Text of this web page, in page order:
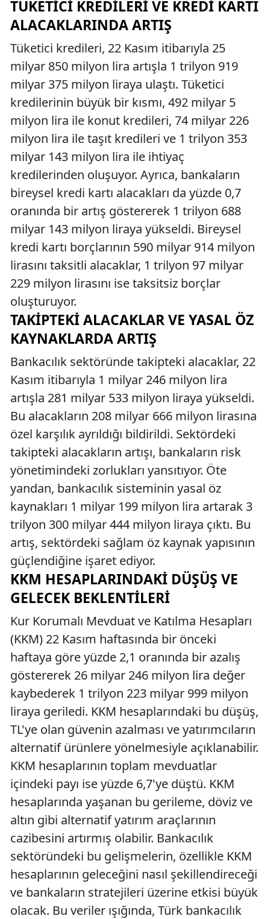
TÜKETICI KREDILERI VE KREDI KARTI
ALACAKLARINDA ARTIŞ
Tüketici kredileri, 22 Kasım itibarıyla 25
milyar 850 milyon lira artışla 1 trilyon 919
milyar 375 milyon liraya ulaştı. Tüketici
kredilerinin büyük bir kısmı, 492 milyar 5
milyon lira ile konut kredileri, 74 milyar 226
milyon lira ile taşıt kredileri ve 1 trilyon 353
milyar 143 milyon lira ile ihtiyaç
kredilerinden oluşuyor. Ayrıca, bankaların
bireysel kredi kartı alacakları da yüzde 0,7
oranında bir artış göstererek 1 trilyon 688
milyar 143 milyon liraya yükseldi. Bireysel
kredi kartı borçlarının 590 milyar 914 milyon
lirasını taksitli alacaklar, 1 trilyon 97 milyar
229 milyon lirasını ise taksitsiz borçlar
oluşturuyor.
TAKIPTEKI ALACAKLAR VE YASAL ÖZ
KAYNAKLARDA ARTIŞ
Bankacılık sektöründe takipteki alacaklar, 22
Kasım itibarıyla 1 milyar 246 milyon lira
artışla 281 milyar 533 milyon liraya yükseldi.
Bu alacakların 208 milyar 666 milyon lirasına
özel karşılık ayrıldığı bildirildi. Sektördeki
takipteki alacakların artışı, bankaların risk
yönetimindeki zorlukları yansıtıyor. Öte
yandan, bankacılık sisteminin yasal öz
kaynakları 1 milyar 199 milyon lira artarak 3
trilyon 300 milyar 444 milyon liraya çıktı. Bu
artış, sektördeki sağlam öz kaynak yapısının
güçlendiğine işaret ediyor.
KKM HESAPLARINDAKI DÜŞÜŞ VE
GELECEK BEKLENTILERI
Kur Korumalı Mevduat ve Katılma Hesapları
(KKM) 22 Kasım haftasında bir önceki
haftaya göre yüzde 2,1 oranında bir azalış
göstererek 26 milyar 246 milyon lira değer
kaybederek 1 trilyon 223 milyar 999 milyon
liraya geriledi. KKM hesaplarındaki bu düşüş,
TL'ye olan güvenin azalması ve yatırımcıların
alternatif ürünlere yönelmesiyle açıklanabilir.
KKM hesaplarının toplam mevduatlar
içindeki payı ise yüzde 6,7'ye düştü. KKM
hesaplarında yaşanan bu gerileme, döviz ve
altın gibi alternatif yatırım araçlarının
cazibesini artırmış olabilir. Bankacılık
sektöründeki bu gelişmelerin, özellikle KKM
hesaplarının geleceğini nasıl şekillendireceği
ve bankaların stratejileri üzerine etkisi büyük
olacak. Bu veriler ışığında, Türk bankacılık